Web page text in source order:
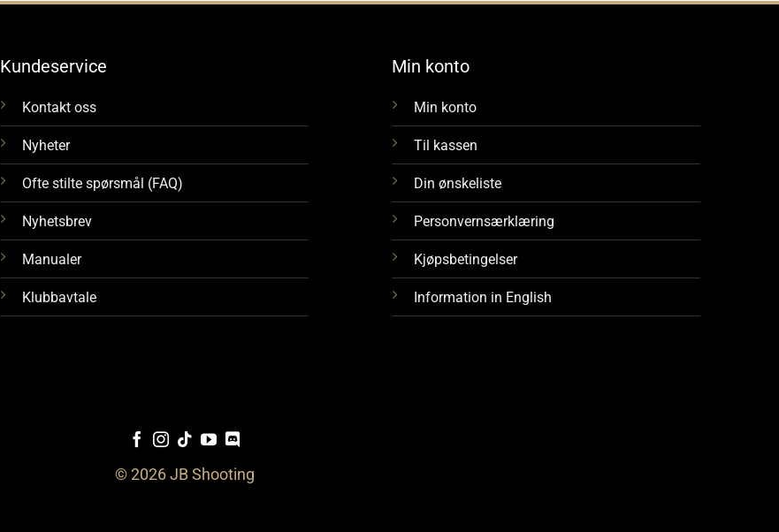
Kundeservice
Kontakt oss
Nyheter
Ofte stilte spørsmål (FAQ)
Nyhetsbrev
Manualer
Klubbavtale
Min konto
Min konto
Til kassen
Din ønskeliste
Personvernsærklæring
Kjøpsbetingelser
Information in English
© 2026 JB Shooting